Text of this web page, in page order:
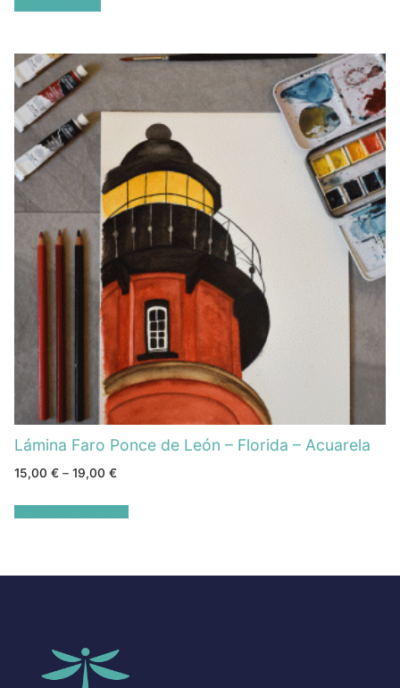
Lámina Faro Ponce de León – Florida – Acuarela
15,00 € – 19,00 €